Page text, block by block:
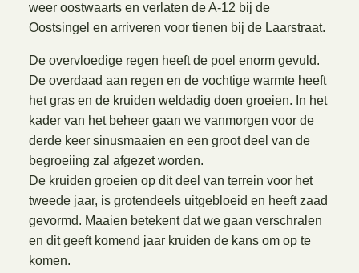
weer oostwaarts en verlaten de A-12 bij de
Oostsingel en arriveren voor tienen bij de Laarstraat.
De overvloedige regen heeft de poel enorm gevuld.
De overdaad aan regen en de vochtige warmte heeft
het gras en de kruiden weldadig doen groeien. In het
kader van het beheer gaan we vanmorgen voor de
derde keer sinusmaaien en een groot deel van de
begroeiing zal afgezet worden.
De kruiden groeien op dit deel van terrein voor het
tweede jaar, is grotendeels uitgebloeid en heeft zaad
gevormd. Maaien betekent dat we gaan verschralen
en dit geeft komend jaar kruiden de kans om op te
komen.